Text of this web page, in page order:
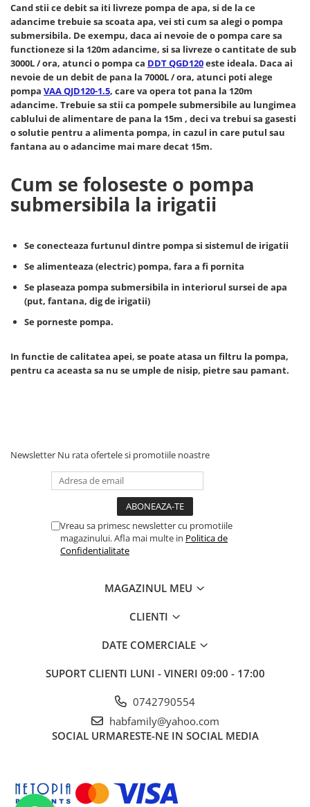
Hote telescopice
Hote traditionale
Masini de Spalat Rufe & Uscatoare
Accesorii masini de spalat &
uscatoare
Masini automate de spalat rufe
Masini de spalat rufe cu uscator
Masini de spalat rufe verticale
Masini de spalat vase
Masini de spalat vase incorporabile
Motoburghiu/Foreza pamant
Pachete Incorporabile
Pirostrii & Arzatoare
Radiatoare
Semanatoare,Plantatoare
Suflante Frunze
Ventilatoare & Sisteme Racire
Aparate de aer conditionat
Cand stii ce debit sa iti livreze pompa de apa, si de la ce
adancime trebuie sa scoata apa, vei sti cum sa alegi o pompa
submersibila. De exempu, daca ai nevoie de o pompa care sa
functioneze si la 120m adancime, si sa livreze o cantitate de sub
3000L / ora, atunci o pompa ca DDT QGD120este ideala. Daca ai
nevoie de un debit de pana la 7000L / ora, atunci poti alege
pompa VAA QJD120-1.5, care va opera tot pana la 120m
adancime. Trebuie sa stii ca pompele submersibile au lungimea
cablului de alimentare de pana la 15m , deci va trebui sa gasesti
o solutie pentru a alimenta pompa, in cazul in care putul sau
fantana au o adancime mai mare decat 15m.
Cum se foloseste o pompa
submersibila la irigatii
Se conecteaza furtunul dintre pompa si sistemul de irigatii
Se alimenteaza (electric) pompa, fara a fi pornita
Se plaseaza pompa submersibila in interiorul sursei de apa
(put, fantana, dig de irigatii)
Se porneste pompa.
In functie de calitatea apei, se poate atasa un filtru la pompa,
pentru ca aceasta sa nu se umple de nisip, pietre sau pamant.
Newsletter Nu rata ofertele si promotiile noastre
Vreau sa primesc newsletter cu promotiile
magazinului. Afla mai multe in Politica de
Confidentialitate
MAGAZINUL MEU
CLIENTI
DATE COMERCIALE
SUPORT CLIENTI LUNI - VINERI 09:00 - 17:00
0742790554
habfamily@yahoo.com
SOCIAL URMARESTE-NE IN SOCIAL MEDIA